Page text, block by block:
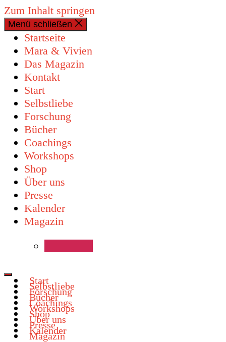
Zum Inhalt springen
Menü schließen
Startseite
Mara & Vivien
Das Magazin
Kontakt
Start
Selbstliebe
Forschung
Bücher
Coachings
Workshops
Shop
Über uns
Presse
Kalender
Magazin
Start
Selbstliebe
Forschung
Bücher
Coachings
Workshops
Shop
Über uns
Presse
Kalender
Magazin